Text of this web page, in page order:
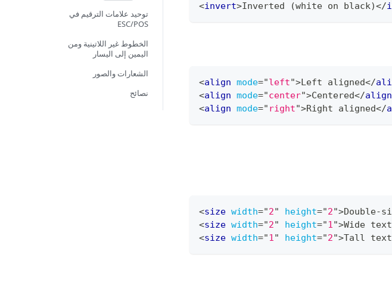
<invert>Inverted (white on black)</
<align mode="left">Left aligned</
<align mode="center">Centered</align
<align mode=" right">Right aligned</
<size width="2" height="2">Double-
<size width="2" height="1">Wide text
<size width="1" height="2">Tall text
توحيد علامات الترقيم في
ESC/POS
الخطوط غير اللاتينية ومن
اليمين إلى اليسار
الشعارات والصور
نصائح